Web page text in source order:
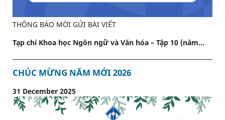
THÔNG BÁO MỜI GỬI BÀI VIẾT
Tạp chí Khoa học Ngôn ngữ và Văn hóa – Tập 10 (năm...
CHÚC MỪNG NĂM MỚI 2026
31 December 2025